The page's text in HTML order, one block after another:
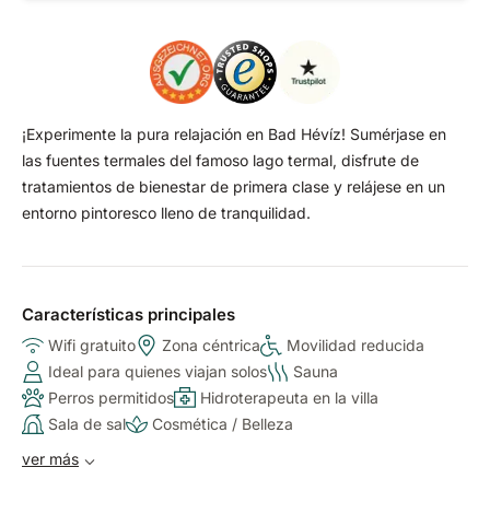
¡Experimente la pura relajación en Bad Hévíz! Sumérjase en
las fuentes termales del famoso lago termal, disfrute de
tratamientos de bienestar de primera clase y relájese en un
entorno pintoresco lleno de tranquilidad.
Características principales
Wifi gratuito Zona céntrica
Movilidad reducida
Ideal para quienes viajan solos
Sauna
Perros permitidos
Hidroterapeuta en la villa
Sala de sal
Cosmética / Belleza
ver más